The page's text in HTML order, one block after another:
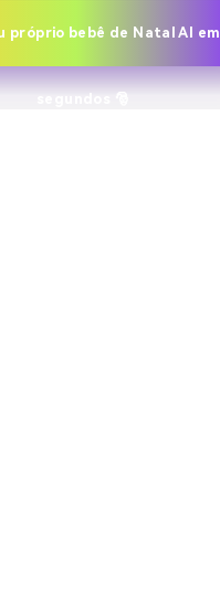
próprio bebê de Natal AI em